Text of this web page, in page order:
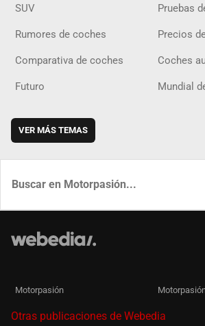
SUV Pruebas
Rumores de coches Precios
Comparativa de coches Coches
Futuro Mundial
VER MÁS TEMAS
Motorpasión
Otras publicaciones de Webedia